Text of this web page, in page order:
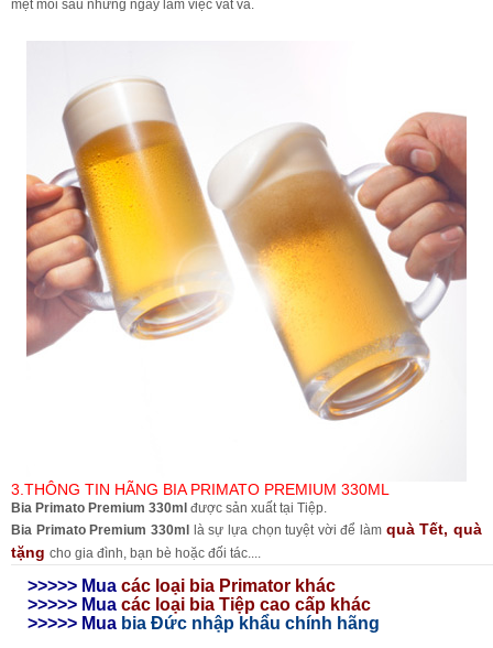
mệt mỏi sau những ngày làm việc vất vả.
3.THÔNG TIN HÃNG BIA PRIMATO PREMIUM 330ML
Bia Primato Premium 330ml được sản xuất tại Tiệp.
Bia Primato Premium 330ml
là sự lựa chọn tuyệt vời để làm quà Tết, quà
tặng cho gia đình, bạn bè hoặc đối tác....
>>>>> Mua các loại bia Primator khác
>>>>> Mua các loại bia Tiệp cao cấp khác
>>>>> Mua bia Đức nhập khẩu chính hãng